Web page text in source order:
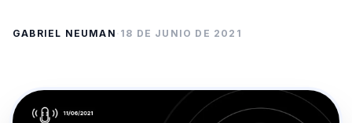
GABRIEL NEUMAN · 18 DE JUNIO DE 2021